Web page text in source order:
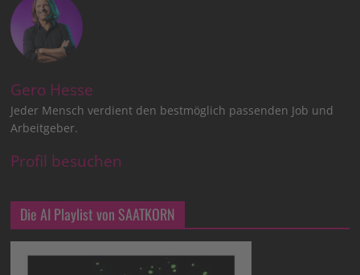
Gero Hesse
Jeder Mensch verdient den bestmöglich passenden Job und
Arbeitgeber.
Profil besuchen
Die AI Playlist von SAATKORN